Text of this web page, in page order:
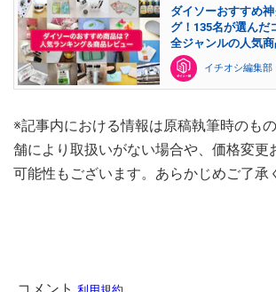
ダイソーおすすめ
グ！135名が選んだ
全ジャンルの人気
イチオシ編集
※記事内における情報は原稿執筆時のも
舗により取扱いがない場合や、価格変更
可能性もございます。あらかじめご了承